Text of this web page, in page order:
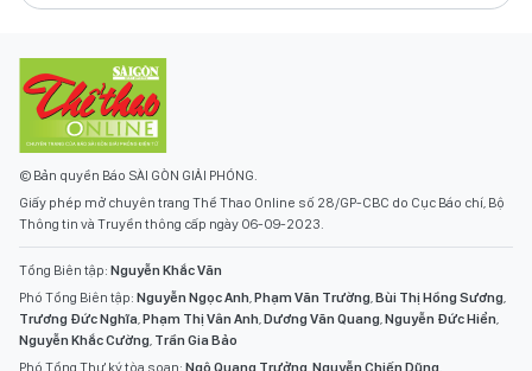
© Bản quyền Báo SÀI GÒN GIẢI PHÓNG.
Giấy phép mở chuyên trang Thể Thao Online số 28/GP-CBC do Cục Báo chí, Bộ
Thông tin và Truyền thông cấp ngày 06-09-2023.
Tổng Biên tập: Nguyễn Khắc Văn
Phó Tổng Biên tập: Nguyễn Ngọc Anh,Phạm Văn Trường,Bùi Thị Hồng Sương,
Trương Đức Nghĩa,Phạm Thị Vân Anh,Dương Văn Quang,Nguyễn Đức Hiển,
Nguyễn Khắc Cường, Trần Gia Bảo